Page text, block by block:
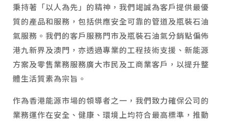
秉持著「以人為先」的精神，我們竭誠為客戶提供最優
質的產品和服務，包括供應安全可靠的管道及瓶裝石油
氣服務。我們的客戶服務門市及瓶裝石油氣分銷點偏佈
港九新界及澳門，亦透過專業的工程技術支援、新能源
方案及零售業務服務廣大市民及工商業客戶，以提升整
體生活質素為宗旨。
作為香港能源市場的領導者之一，我們致力確保公司的
業務運作在安全、健康、環境上均符合最高標準，推動